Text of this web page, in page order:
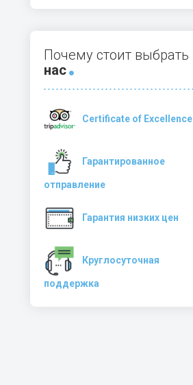
Почему стоит выбрать
нас
Certificate of Excellence
Гарантированное
отправление
Гарантия низких цен
Круглосуточная
поддержка